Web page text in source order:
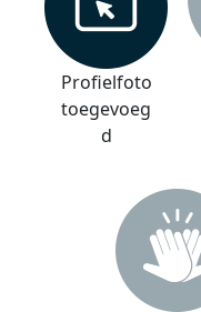
Profielfoto
toegevoeg
d